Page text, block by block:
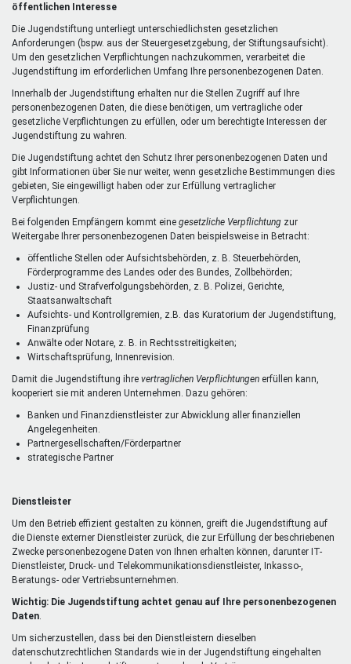
öffentlichen Interesse
Die Jugendstiftung unterliegt unterschiedlichsten gesetzlichen
Anforderungen (bspw. aus der Steuergesetzgebung, der Stiftungsaufsicht).
Um den gesetzlichen Verpflichtungen nachzukommen, verarbeitet die
Jugendstiftung im erforderlichen Umfang Ihre personenbezogenen Daten.
Innerhalb der Jugendstiftung erhalten nur die Stellen Zugriff auf Ihre
personenbezogenen Daten, die diese benötigen, um vertragliche oder
gesetzliche Verpflichtungen zu erfüllen, oder um berechtigte Interessen der
Jugendstiftung zu wahren.
Die Jugendstiftung achtet den Schutz Ihrer personenbezogenen Daten und
gibt Informationen über Sie nur weiter, wenn gesetzliche Bestimmungen dies
gebieten, Sie eingewilligt haben oder zur Erfüllung vertraglicher
Verpflichtungen.
Bei folgenden Empfängern kommt eine gesetzliche Verpflichtung zur
Weitergabe Ihrer personenbezogenen Daten beispielsweise in Betracht:
öffentliche Stellen oder Aufsichtsbehörden, z. B. Steuerbehörden,
Förderprogramme des Landes oder des Bundes, Zollbehörden;
Justiz- und Strafverfolgungsbehörden, z. B. Polizei, Gerichte,
Staatsanwaltschaft
Aufsichts- und Kontrollgremien, z.B. das Kuratorium der Jugendstiftung,
Finanzprüfung
Anwälte oder Notare, z. B. in Rechtsstreitigkeiten;
Wirtschaftsprüfung, Innenrevision.
Damit die Jugendstiftung ihre vertraglichen Verpflichtungen erfüllen kann,
kooperiert sie mit anderen Unternehmen. Dazu gehören:
Banken und Finanzdienstleister zur Abwicklung aller finanziellen
Angelegenheiten.
Partnergesellschaften/Förderpartner
strategische Partner
Dienstleister
Um den Betrieb effizient gestalten zu können, greift die Jugendstiftung auf
die Dienste externer Dienstleister zurück, die zur Erfüllung der beschriebenen
Zwecke personenbezogene Daten von Ihnen erhalten können, darunter IT-
Dienstleister, Druck- und Telekommunikationsdienstleister, Inkasso-,
Beratungs- oder Vertriebsunternehmen.
Wichtig: Die Jugendstiftung achtet genau auf Ihre personenbezogenen
Daten
Um sicherzustellen, dass bei den Dienstleistern dieselben
datenschutzrechtlichen Standards wie in der Jugendstiftung eingehalten